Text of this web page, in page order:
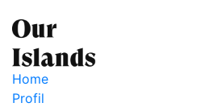
Home
Profil